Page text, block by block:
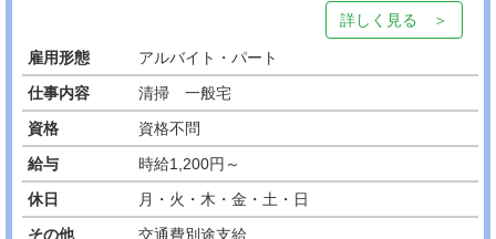
詳しく見る ＞
雇用形態
アルバイト・パート
仕事内容
清掃 一般宅
資格
資格不問
給与
時給1,200円～
休日
月・火・木・金・土・日
その他
交通費別途支給